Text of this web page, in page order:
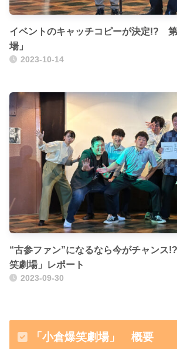
イベントのキャッチコピーが決定!?
場」
2023-10-14
“古参ファン”になるなら今がチャン
笑劇場」レポート
2023-09-30
「小倉爆笑劇場」 概要